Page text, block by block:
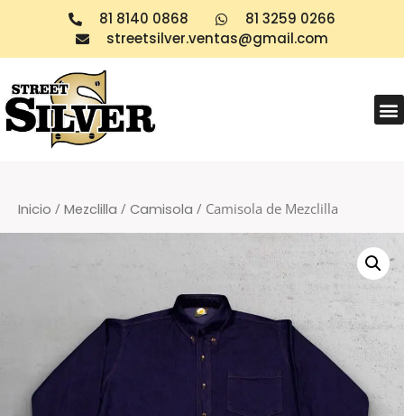
81 8140 0868
81 3259 0266
streetsilver.ventas@gmail.com
Inicio / Mezclilla / Camisola / Camisola de Mezclilla